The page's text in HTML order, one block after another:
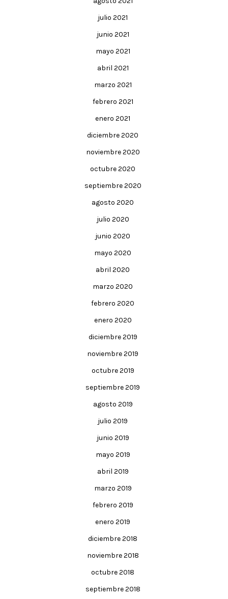
julio 2021
junio 2021
mayo 2021
abril 2021
marzo 2021
febrero 2021
enero 2021
diciembre 2020
noviembre 2020
octubre 2020
septiembre 2020
agosto 2020
julio 2020
junio 2020
mayo 2020
abril 2020
marzo 2020
febrero 2020
enero 2020
diciembre 2019
noviembre 2019
octubre 2019
septiembre 2019
agosto 2019
julio 2019
junio 2019
mayo 2019
abril 2019
marzo 2019
febrero 2019
enero 2019
diciembre 2018
noviembre 2018
octubre 2018
septiembre 2018